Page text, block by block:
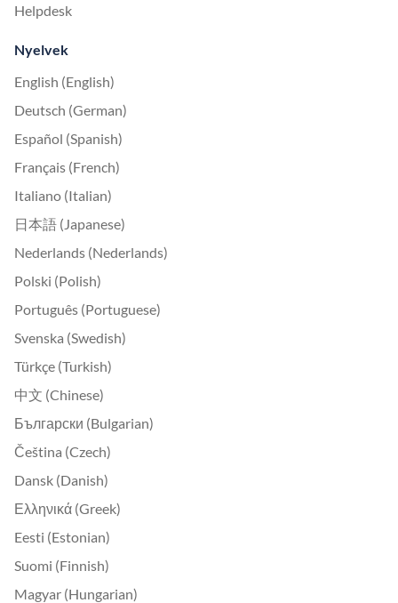
Helpdesk
Nyelvek
English (English)
Deutsch (German)
Español (Spanish)
Français (French)
Italiano (Italian)
日本語 (Japanese)
Nederlands (Nederlands)
Polski (Polish)
Português (Portuguese)
Svenska (Swedish)
Türkçe (Turkish)
中文 (Chinese)
Български (Bulgarian)
Čeština (Czech)
Dansk (Danish)
Ελληνικά (Greek)
Eesti (Estonian)
Suomi (Finnish)
Magyar (Hungarian)